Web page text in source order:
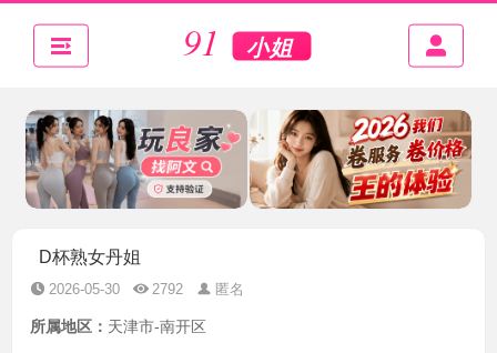
D杯熟女丹姐
2026-05-30 2792 匿名
所属地区： 天津市-南开区